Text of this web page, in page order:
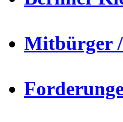
Mitbürger /